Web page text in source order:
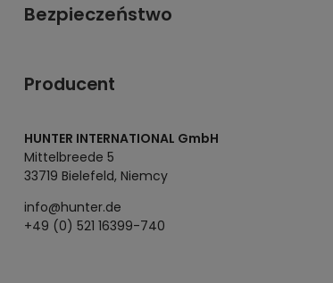
Bezpieczeństwo
Producent
HUNTER INTERNATIONAL GmbH
Mittelbreede 5
33719 Bielefeld, Niemcy
info@hunter.de
+49 (0) 521 16399-740